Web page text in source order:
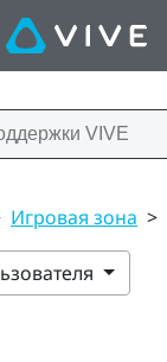
Игровая зона >